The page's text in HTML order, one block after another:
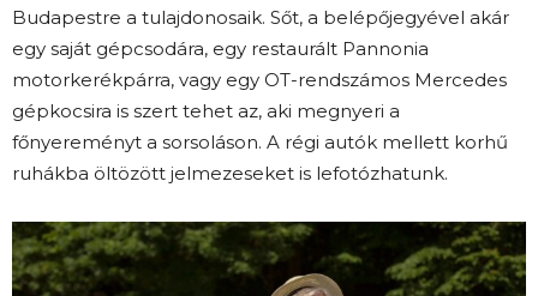
Budapestre a tulajdonosaik. Sőt, a belépőjegyével akár
egy saját gépcsodára, egy restaurált Pannonia
motorkerékpárra, vagy egy OT-rendszámos Mercedes
gépkocsira is szert tehet az, aki megnyeri a
főnyereményt a sorsoláson. A régi autók mellett korhű
ruhákba öltözött jelmezeseket is lefotózhatunk.